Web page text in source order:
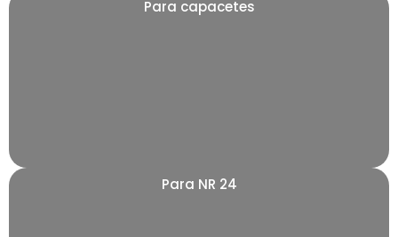
Para capacetes
Para NR 24